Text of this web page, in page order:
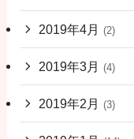
2019年4月 (2)
2019年3月 (4)
2019年2月 (3)